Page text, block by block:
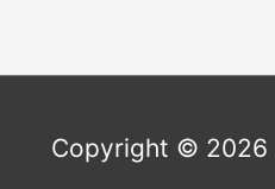
Copyright © 2026